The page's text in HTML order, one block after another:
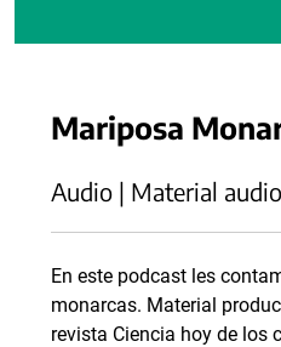
Mariposa
Audio | Material
En este podcast les
monarcas. Material
revista Ciencia hoy de los